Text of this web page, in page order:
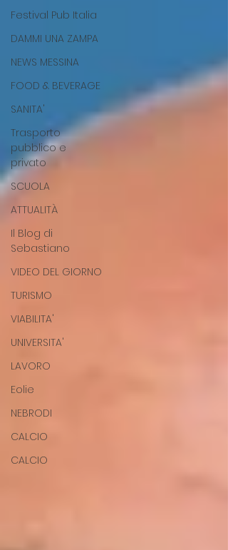
Festival Pub Italia
DAMMI UNA ZAMPA
NEWS MESSINA
FOOD & BEVERAGE
SANITA'
Trasporto
pubblico e
privato
SCUOLA
ATTUALITÀ
Il Blog di
Sebastiano
VIDEO DEL GIORNO
TURISMO
VIABILITA'
UNIVERSITA'
LAVORO
Eolie
NEBRODI
CALCIO
CALCIO